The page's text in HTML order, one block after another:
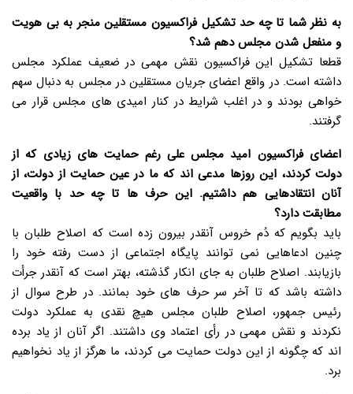
به نظر شما تا چه حد تشکیل فراکسیون مستقلین منجر به بی هویت
و منفعل شدن مجلس دهم شد؟
قطعا تشکیل این فراکسیون نقش مهمی در ضعیف عملکرد مجلس
داشته است. در واقع اعضای جریان مستقلین در مجلس به دنبال سهم
خواهی بودند و در اغلب شرایط در کنار امیدی های مجلس قرار می
گرفتند.
اعضای فراکسیون امید مجلس علی رغم حمایت های زیادی که از
دولت کردند، این روزها مدعی اند که ما در عین حمایت از دولت، از
آنان انتقادهایی هم داشتیم. این حرف ها تا چه حد با واقعیت
مطابقت دارد؟
باید بگویم که دُم خروس آنقدر بیرون زده است که اصلاح طلبان با
چنین ادعاهایی نمی توانند پایگاه اجتماعی از دست رفته خود را
بازیابند. اصلاح طلبان به جای انکار گذشته، بهتر است که آنقدر جرأت
داشته باشد که تا آخر سر حرف های خود بمانند. در طرح سوال از
رئیس جمهور، اصلاح طلبان مجلس هیچ نقدی به عملکرد دولت
نکردند و نقش مهمی در رأی اعتماد وی داشتند. اگر آنان از یاد برده
اند که چگونه از این دولت حمایت می کردند، ما هرگز از یاد نخواهیم
برد.